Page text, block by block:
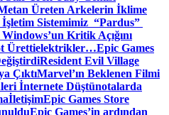
Üreten Arkelerin İklime
Sistemimiz “Pardus”
Kritik Açığını
Ürettielektrikler…Epic Games
Resident Evil Village
ÇıktıMarvel’ın Beklenen Filmi
İnternete Düştünotalarda
İletişimEpic Games Store
Epic Games’in ardından